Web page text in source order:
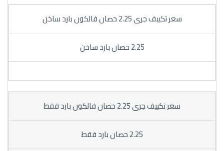
سعر تكييف جرى 2.25 حصان فالكون بارد ساخن
2.25 حصان بارد ساخن
سعر تكييف جرى 2.25 حصان فالكون بارد فقط
2.25 حصان بارد فقط